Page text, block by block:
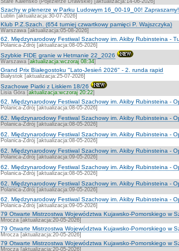
Stare Kaleńsko (Pojezierze Drawskie) [aktualizacja:14-06-2026]
Szachy w plenerze w Parku Ludowym 16_00-19_00! Zapraszamy!
Lublin [aktualizacja:30-07-2026]
Klub P.Z.Szach. (654 turniej czwartkowy pamięci P. Wajszczyka)
Warszawa [aktualizacja:05-08-2026]
62. Międzynarodowy Festiwal Szachowy im. Akiby Rubinsteina -
Polanica-Zdrój [aktualizacja:08-05-2026]
Szybkie FIDE granie w Hetmanie 22_2026
Warszawa [aktualizacja:wczoraj 08:34]
Grand Prix Białegostoku "Lato-Jesień 2026" - 2. runda rapid
Białystok [aktualizacja:25-07-2026]
Szachowe Piatki z Liskiem 18/26
Lisia Góra [aktualizacja:wczoraj 20:22]
62. Międzynarodowy Festiwal Szachowy im. Akiby Rubinsteina -
Polanica-Zdrój [aktualizacja:08-05-2026]
62. Międzynarodowy Festiwal Szachowy im. Akiby Rubinsteina -
Polanica-Zdrój [aktualizacja:08-05-2026]
62. Międzynarodowy Festiwal Szachowy im. Akiby Rubinsteina -
Polanica-Zdrój [aktualizacja:08-05-2026]
62. Międzynarodowy Festiwal Szachowy im. Akiby Rubinsteina -
Polanica-Zdrój [aktualizacja:09-05-2026]
62. Międzynarodowy Festiwal Szachowy im. Akiby Rubinsteina -
Polanica-Zdrój [aktualizacja:08-05-2026]
62. Międzynarodowy Festiwal Szachowy im. Akiby Rubinsteina -
Polanica-Zdrój [aktualizacja:09-05-2026]
62. Międzynarodowy Festiwal Szachowy im. Akiby Rubinsteina -
Polanica-Zdrój [aktualizacja:09-05-2026]
79 Otwarte Mistrzostwa Województwa Kujawsko-Pomorskiego w
Mrocza [aktualizacja:20-05-2026]
79 Otwarte Mistrzostwa Województwa Kujawsko-Pomorskiego w
Mrocza [aktualizacja:20-05-2026]
79 Otwarte Mistrzostwa Województwa Kujawsko-Pomorskiego w
Mrocza [aktualizacja:20-05-2026]